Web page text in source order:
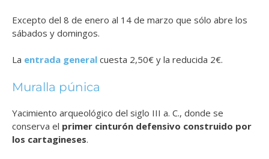
Excepto del 8 de enero al 14 de marzo que sólo abre los
sábados y domingos.
La entrada general cuesta 2,50€ y la reducida 2€.
Muralla púnica
Yacimiento arqueológico del siglo III a. C., donde se
conserva el primer cinturón defensivo construido por
los cartagineses.